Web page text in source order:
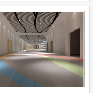
环氧彩砂地坪
地坪